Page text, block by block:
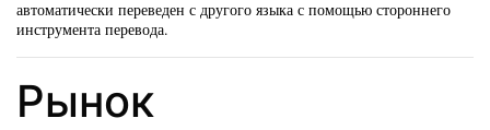
автоматически переведен с другого языка с помощью стороннего
инструмента перевода.
Рынок